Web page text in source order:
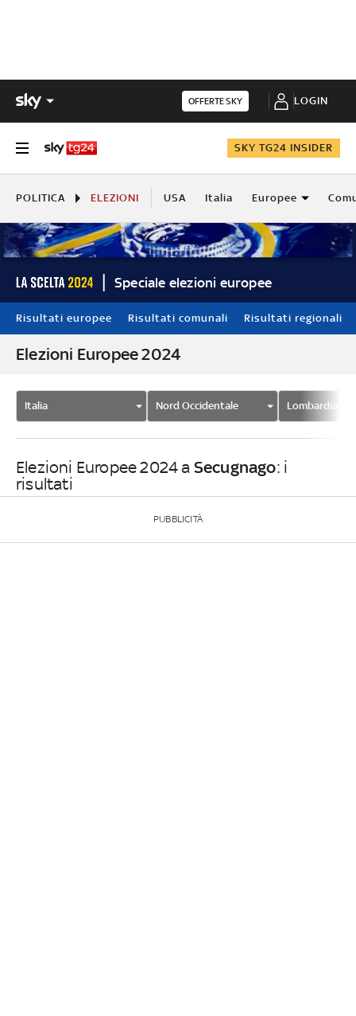
OFFERTE SKY LOGIN
SKY TG24 INSIDER
POLITICA ELEZIONI USA Italia Europee
Speciale elezioni europee
Risultati europee Risultati comunali Risultati regionali
Elezioni Europee 2024
Italia Nord Occidentale Lombardia
Elezioni Europee 2024 a Secugnago: i
risultati
PUBBLICITÀ